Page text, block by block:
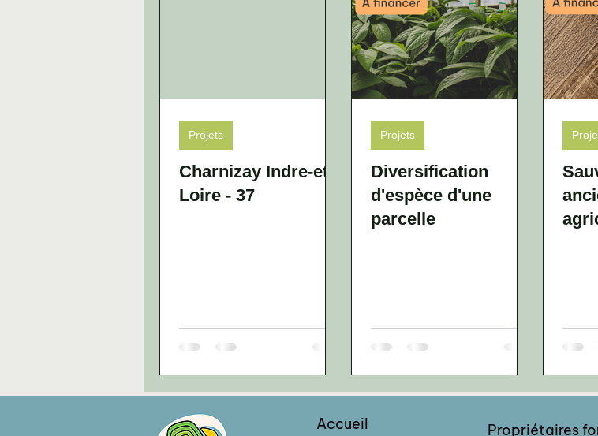
Charnizay Indre-et-
Loire - 37
Projets
Diversification
d'espèce d'une
parcelle
Projets
Accueil Propriétaires